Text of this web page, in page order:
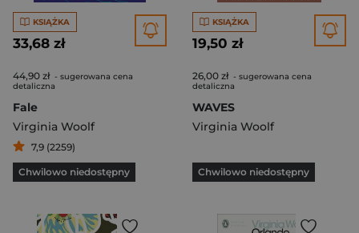
KSIĄŻKA
33,68 zł
44,90 zł - sugerowana cena
detaliczna
Fale
Virginia Woolf
7,9 (2259)
Chwilowo niedostępny
KSIĄŻKA
19,50 zł
26,00 zł - sugerowana cena
detaliczna
WAVES
Virginia Woolf
Chwilowo niedostępny